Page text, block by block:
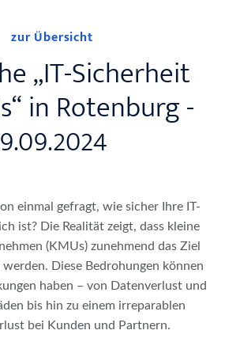
zur Übersicht
„IT-Sicherheit
in Rotenburg -
einmal gefragt, wie sicher Ihre IT-
ist? Die Realität zeigt, dass kleine
(KMUs) zunehmend das Ziel
Diese Bedrohungen können
haben – von Datenverlust und
bis hin zu einem irreparablen
bei Kunden und Partnern.